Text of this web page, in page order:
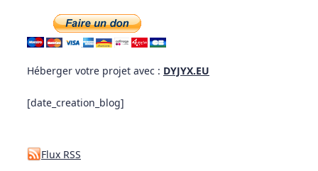
Héberger votre projet avec : DYJYX.EU
[date_creation_blog]
Flux RSS